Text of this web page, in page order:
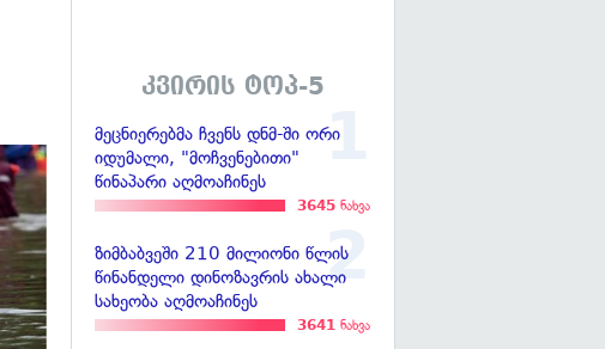
კვირის ტოპ-5
მეცნიერებმა ჩვენს დნმ-ში ორი
იდუმალი, "მოჩვენებითი"
წინაპარი აღმოაჩინეს
3645 ნახვა
ზიმბაბვეში 210 მილიონი წლის
წინანდელი დინოზავრის ახალი
სახეობა აღმოაჩინეს
3641 ნახვა